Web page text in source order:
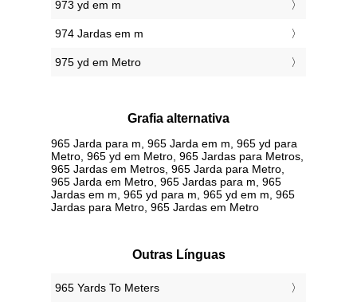
973 yd em m
974 Jardas em m
975 yd em Metro
Grafia alternativa
965 Jarda para m, 965 Jarda em m, 965 yd para
Metro, 965 yd em Metro, 965 Jardas para Metros,
965 Jardas em Metros, 965 Jarda para Metro,
965 Jarda em Metro, 965 Jardas para m, 965
Jardas em m, 965 yd para m, 965 yd em m, 965
Jardas para Metro, 965 Jardas em Metro
Outras Línguas
‎965 Yards To Meters